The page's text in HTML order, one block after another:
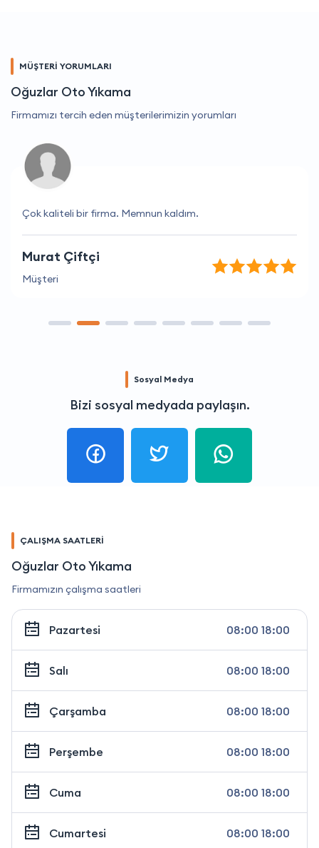
MÜŞTERİ YORUMLARI
Oğuzlar Oto Yıkama
Firmamızı tercih eden müşterilerimizin yorumları
Çok kaliteli bir firma. Memnun kaldım.
Murat Çiftçi
Müşteri
Sosyal Medya
Bizi sosyal medyada paylaşın.
ÇALIŞMA SAATLERİ
Oğuzlar Oto Yıkama
Firmamızın çalışma saatleri
Pazartesi 08:00 18:00
Salı 08:00 18:00
Çarşamba 08:00 18:00
Perşembe 08:00 18:00
Cuma 08:00 18:00
Cumartesi 08:00 18:00